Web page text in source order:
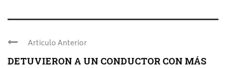
Articulo Anterior
DETUVIERON A UN CONDUCTOR CON MÁS